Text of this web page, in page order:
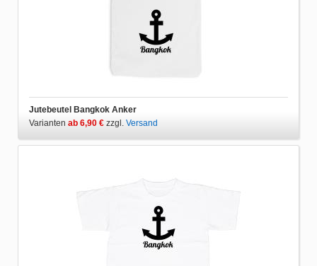
Jutebeutel Bangkok Anker
Varianten ab 6,90 € zzgl. Versand